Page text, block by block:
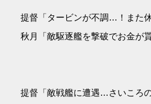
提督「タービンが不調…！また休
秋月「敵駆逐艦を撃破でお金が
提督「敵戦艦に遭遇…さいころ